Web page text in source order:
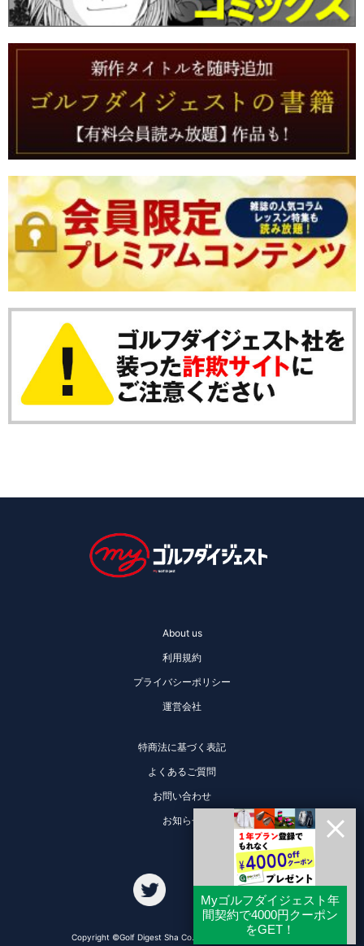
About us
利用規約
プライバシーポリシー
運営会社
特商法に基づく表記
よくあるご質問
お問い合わせ
お知らせ
Copyright ©Golf Digest Sha Co., Ltd. All Rights Reserved.